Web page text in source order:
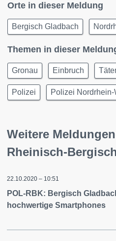
Orte in dieser Meldung
Bergisch Gladbach
Themen in dieser
Gronau Einbruch
Polizei Polizei Nordrhein-
Weitere
Rheinisch-
22.10.2020 – 10:51
POL-RBK: Bergisch
hochwertige Smartphones